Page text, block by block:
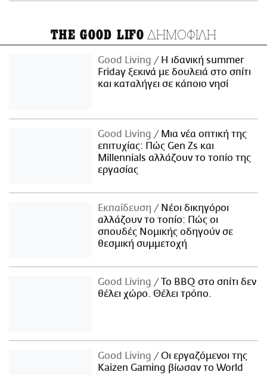
THE GOOD LIFO ΔΗΜΟΦΙΛΗ
Good Living
Η ιδανική summer
Friday ξεκινά με δουλειά στο σπίτι
και καταλήγει σε κάποιο νησί
Good Living
Μια νέα οπτική της
επιτυχίας: Πώς Gen Zs και
Millennials αλλάζουν το τοπίο της
εργασίας
Εκπαίδευση
Νέοι δικηγόροι
αλλάζουν το τοπίο: Πώς οι
σπουδές Νομικής οδηγούν σε
θεσμική συμμετοχή
Good Living
Το BBQ στο σπίτι δεν
θέλει χώρο. Θέλει τρόπο.
Good Living
Οι εργαζόμενοι της
Kaizen Gaming βίωσαν το World